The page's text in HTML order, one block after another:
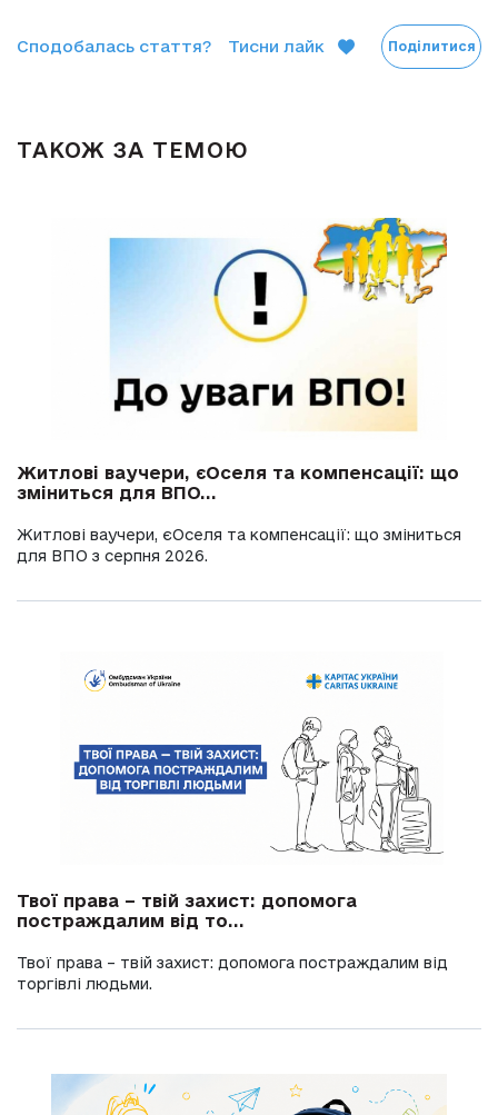
Сподобалась стаття? Тисни лайк Поділитися
ТАКОЖ ЗА ТЕМОЮ
Житлові ваучери, єОселя та компенсації: що
зміниться для ВПО...
Житлові ваучери, єОселя та компенсації: що зміниться
для ВПО з серпня 2026.
Твої права – твій захист: допомога
постраждалим від то...
Твої права – твій захист: допомога постраждалим від
торгівлі людьми.